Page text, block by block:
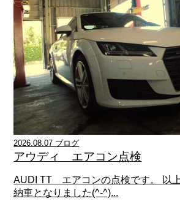
2026.08.07 ブログ
アウディ エアコン点検
AUDI TT エアコンの点検です。 以上
納車となりました(^-^)...